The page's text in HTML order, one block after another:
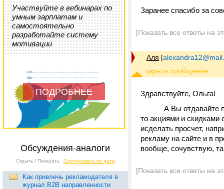
Участвуйте в вебинарах по
умным зарплатам и
самостоятельно
разработайте систему
мотивации
ПОДРОБНЕЕ
Обсуждения-аналоги
Скрыть / Показать Сортировать по дате
Как привлечь рекламодателя в
журнал В2В направленности
Заранее спасибо за
[Показать все ответы на
Аля [
Здравствуйте, Ольга!
А Вы отдавайте
то акциями и скидками
исделать просчет,
рекламу на сайте и в
вообще, сочувствую,
[Показать все ответы на